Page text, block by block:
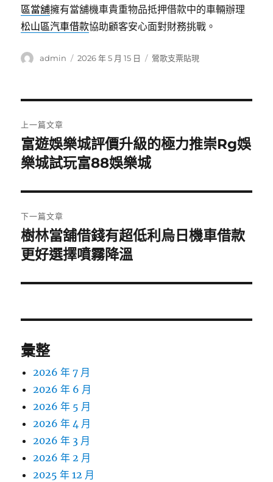
區當舖擁有當舖機車貴重物品抵押借款中的車輛辦理
松山區汽車借款協助顧客安心面對財務挑戰。
作
admin
發
2026 年 5 月 15 日
分
鶯歌支票貼現
章
導
覽
上一篇文章
上
一
文
章:
富遊娛樂城評價升級的極力推崇Rg娛
樂城試玩富88娛樂城
下一篇文章
下
一
文
樹林當舖借錢有超低利烏日機車借款
更好選擇噴霧降溫
彙整
2026 年 7 月
2026 年 6 月
2026 年 5 月
2026 年 4 月
2026 年 3 月
2026 年 2 月
2025 年 12 月